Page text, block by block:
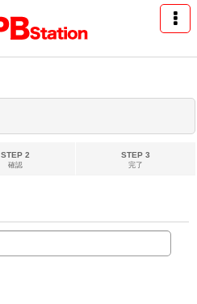
STEP 2
確認
STEP 3
完了